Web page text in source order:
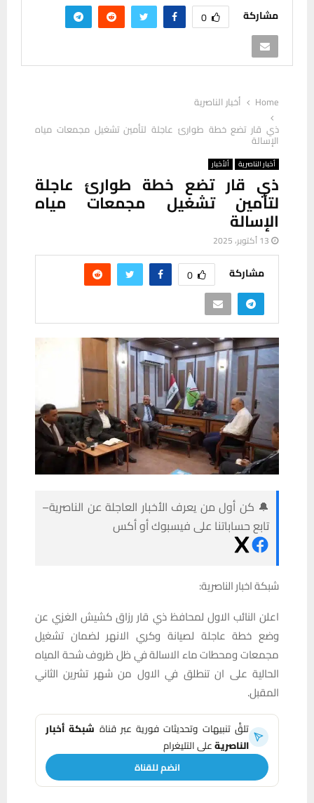
مشاركة 0
Home
أخبار الناصرية
ذي قار تضع خطة طوارئ عاجلة لتأمين تشغيل مجمعات مياه
الإسالة
أخبار الناصرية ألأخبار
ذي قار تضع خطة طوارئ عاجلة
لتأمين تشغيل مجمعات مياه
الإسالة
13 أكتوبر، 2025
مشاركة 0
🔔 كن أول من يعرف الأخبار العاجلة عن الناصرية–
تابع حساباتنا على فيسبوك أو أكس
شبكة اخبار الناصرية:
اعلن النائب الاول لمحافظ ذي قار رزاق كشيش الغزي عن
وضع خطة عاجلة لصيانة وكري الانهر لضمان تشغيل
مجمعات ومحطات ماء الاسالة في ظل ظروف شحة المياه
الحالية على ان تنطلق في الاول من شهر تشرين الثاني
المقبل.
تلقَّ تنبيهات وتحديثات فورية عبر قناة شبكة أخبار
الناصريةعلى التليغرام
انضم للقناة